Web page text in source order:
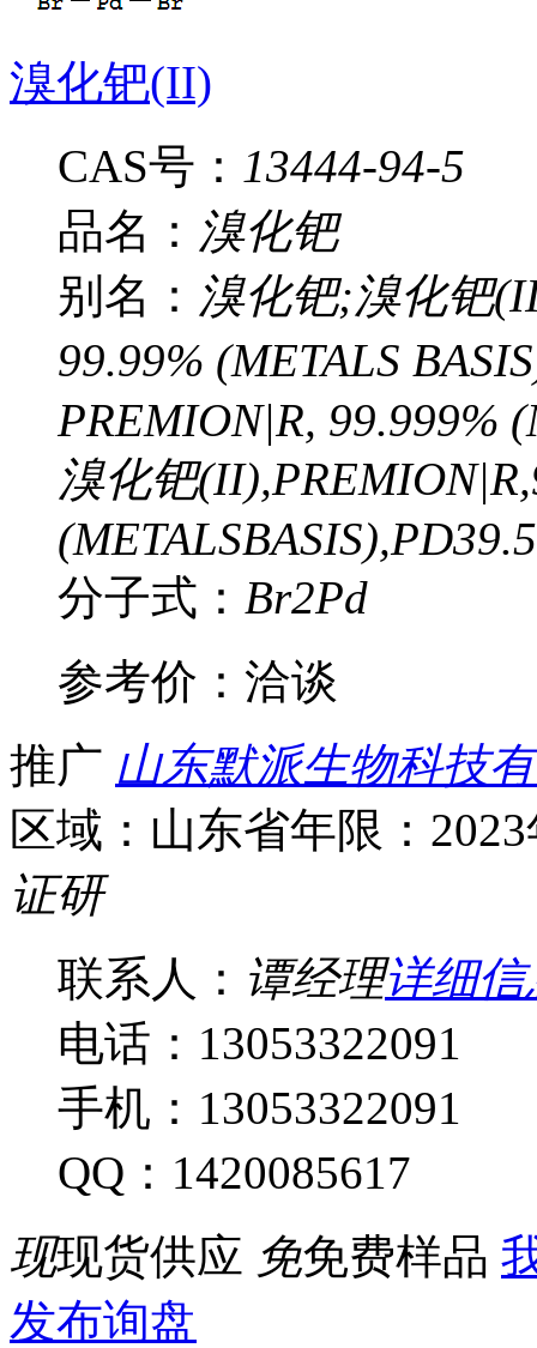
溴化钯(II)
CAS号： 13444-94-5
品名： 溴化钯
别名： 溴化钯;溴化钯
99.99% (METALS
PREMION|R, 99.999%
溴化钯
分子式： Br2Pd
参考价： 洽谈
推广 山东默派生物科技
区域：山东省年限：
证研
联系人： 谭经理详细信
电话：13053322091
手机：13053322091
QQ：1420085617
现现货供应 免免费样品
发布询盘